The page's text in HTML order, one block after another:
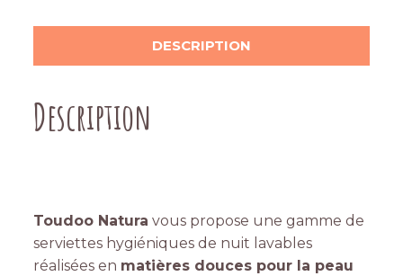
DESCRIPTION
Description
Toudoo Natura vous propose une gamme de
serviettes hygiéniques de nuit lavables
réalisées en matières douces pour la peau